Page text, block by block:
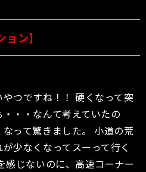
ン】
やつですね！！ 硬くなって突
・・なんて考えていたの
って驚きました。 小道の荒
少なくなってスーって行く
感じないのに、高速コーナー